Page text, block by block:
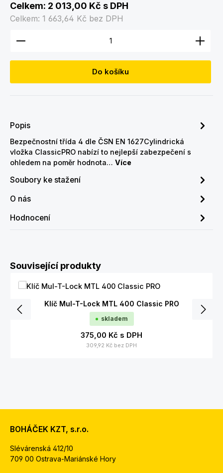
Celkem: 2 013,00 Kč s DPH
Celkem: 1 663,64 Kč bez DPH
Množství produktu: Zadejte požadované
Do košíku
Popis
Bezpečnostní třída 4 dle ČSN EN 1627Cylindrická
vložka ClassicPRO nabízí to nejlepší zabezpečení s
ohledem na poměr hodnota… Více
Soubory ke stažení
O nás
Hodnocení
Přeskočit galerii produktů
Související produkty
Klíč Mul-T-Lock MTL 400 Classic PRO
skladem
375,00 Kč s DPH
309,92 Kč bez DPH
BOHÁČEK KZT, s.r.o.
Slévárenská 412/10
709 00 Ostrava-Mariánské Hory